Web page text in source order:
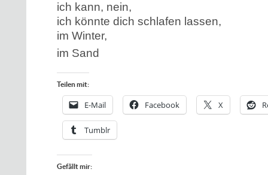
ich kann, nein,
ich könnte dich schlafen lassen,
im Winter,
im Sand
Teilen mit:
E-Mail Facebook X
Tumblr
Gefällt mir: